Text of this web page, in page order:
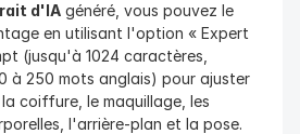
d'IA généré, vous pouvez le
en utilisant l'option « Expert
(jusqu'à 1024 caractères,
à 250 mots anglais) pour ajuster
coiffure, le maquillage, les
l'arrière-plan et la pose.